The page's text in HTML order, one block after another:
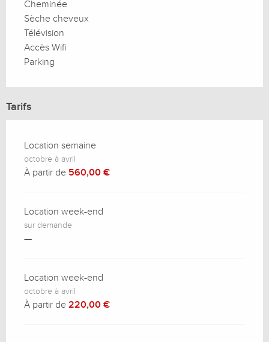
Cheminée
Sèche cheveux
Télévision
Accès Wifi
Parking
Tarifs
Location semaine
octobre à avril
À partir de 560,00 €
Location week-end
sur demande
—
Location week-end
octobre à avril
À partir de 220,00 €